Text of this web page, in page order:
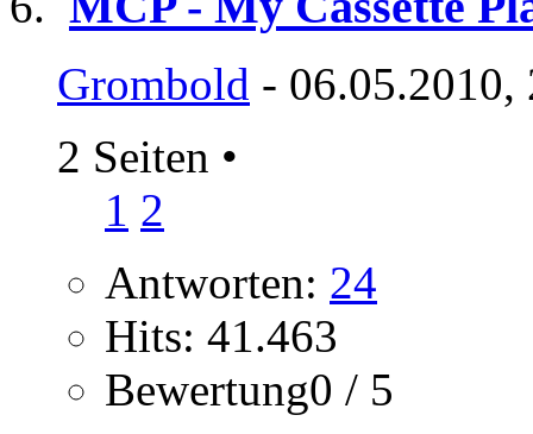
Grombold - 06.05.2010,
2 Seiten •
1 2
Antworten: 24
Hits: 41.463
Bewertung0 / 5